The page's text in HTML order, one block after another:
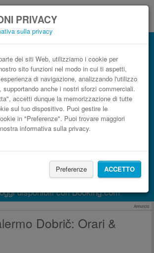
PRIVACY
sulla privacy
dei siti Web, utilizziamo i cookie per
sito funzioni nel modo in cui ti aspetti,
di navigazione, analizzando l'utilizzo
supportando anche i nostri sforzi commerciali.
accetti dunque la memorizzazione di tutte
sul tuo dispositivo. Puoi gestire le
in "Preferenze". Puoi trovare maggiori
informativa sulla privacy.
Preferenze ACCETTO
Dobrič Palermo low cost
del pullman più economico
disponibili con Booking.com
Annuncio
Dobrič: Orari &